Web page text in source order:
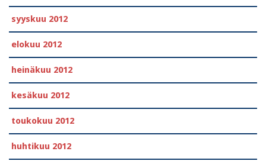
syyskuu 2012
elokuu 2012
heinäkuu 2012
kesäkuu 2012
toukokuu 2012
huhtikuu 2012